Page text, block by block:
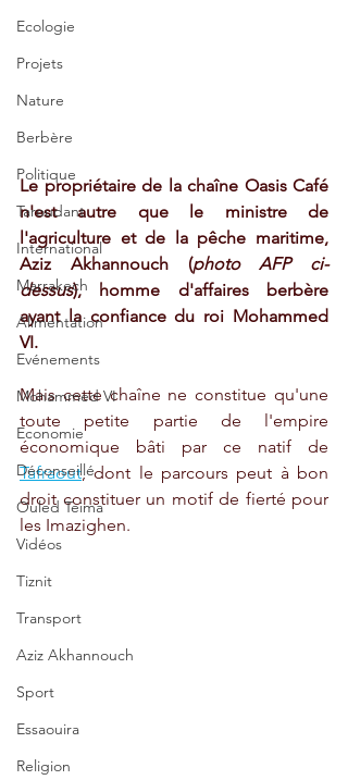
Ecologie
Projets
Nature
Berbère
Politique
Taroudant
International
Marrakech
Alimentation
Evénements
Mohammed VI
Economie
Déconseillé
Ouled Teima
Vidéos
Tiznit
Transport
Aziz Akhannouch
Sport
Essaouira
Religion
Le propriétaire de la chaîne Oasis Café
n'est autre que le ministre de
l'agriculture et de la pêche maritime,
Aziz Akhannouch (photo AFP ci-
dessus), homme d'affaires berbère
ayant la confiance du roi Mohammed
VI.
Mais cette chaîne ne constitue qu'une
toute petite partie de l'empire
Tafraout, dont le parcours peut à bon
droit constituer un motif de fierté pour
les Imazighen.